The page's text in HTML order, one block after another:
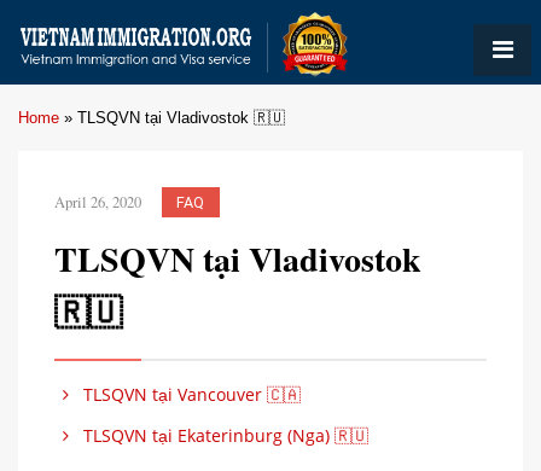
Home » TLSQVN tại Vladivostok 🇷🇺
April 26, 2020 FAQ
TLSQVN tại Vladivostok
🇷🇺
TLSQVN tại Vancouver 🇨🇦
TLSQVN tại Ekaterinburg (Nga) 🇷🇺